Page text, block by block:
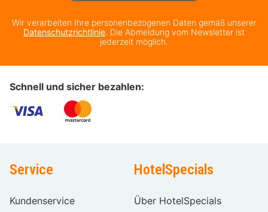
Wir verarbeiten Ihre personenbezogenen Daten gemäß unserer
Datenschutzrichtlinie. Die Abmeldung vom Newsletter ist
jederzeit möglich.
Schnell und sicher bezahlen:
Service
Kundenservice
HotelSpecials
Über HotelSpecials